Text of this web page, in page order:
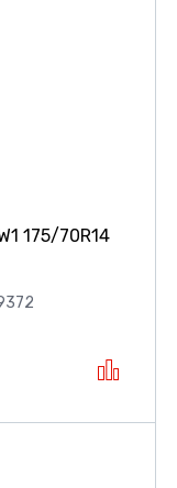
175/70R14